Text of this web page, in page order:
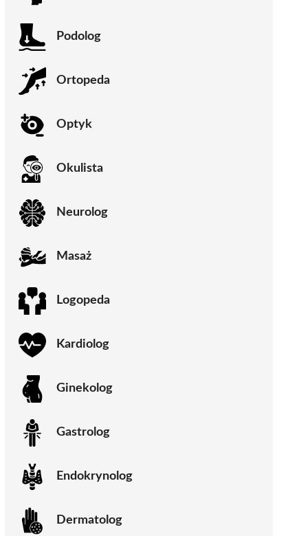
Podolog
Ortopeda
Optyk
Okulista
Neurolog
Masaż
Logopeda
Kardiolog
Ginekolog
Gastrolog
Endokrynolog
Dermatolog